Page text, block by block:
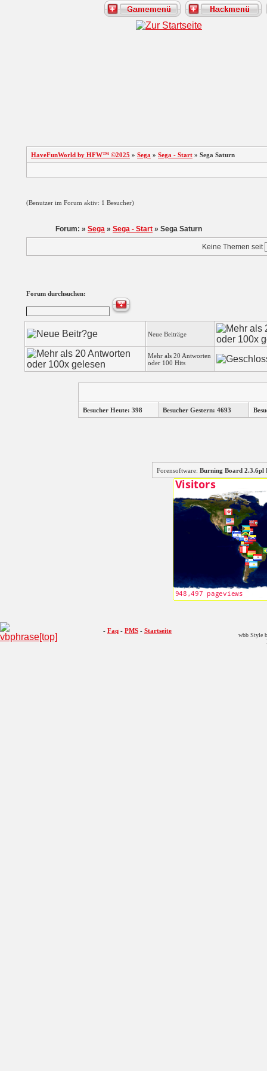
HaveFunWorld by HFW™ ©2025 » Sega » Sega - Start » Sega Saturn
(Benutzer im Forum aktiv: 1 Besucher)
Forum: » Sega » Sega - Start » Sega Saturn
Keine Themen seit
Forum durchsuchen:
Neue Beiträge
Mehr als 20 Antworten
oder 100 Hits
Besucher Heute: 398 Besucher Gestern: 4693
Forensoftware: Burning Board
- Faq - PMS - Startseite
wbb Style